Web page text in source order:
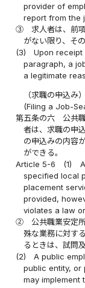
provider of
report from the
③
求人者は、前
がない限り、そ
(3)
Upon
paragraph, a
a legitimate
（求職の申込み）
(Filing a Job-
第五条の六
公共
者は、求職の申
の申込みの内容
ができる。
Article 5-6
(1)
specified local
placement
provided,
violates a law
②
公共職業安定
殊な業務に対す
るときは、試問
(2)
A public
public entity, or
may implement